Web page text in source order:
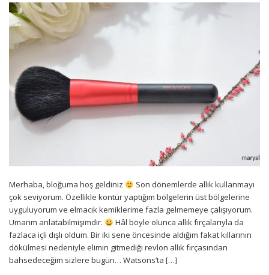
Merhaba, bloğuma hoş geldiniz
Son dönemlerde allık kullanmayı
çok seviyorum. Özellikle kontür yaptığım bölgelerin üst bölgelerine
uyguluyorum ve elmacık kemiklerime fazla gelmemeye çalışıyorum.
Umarım anlatabilmişimdir.
Hâl böyle olunca allık fırçalarıyla da
fazlaca içli dışlı oldum. Bir iki sene öncesinde aldığım fakat kıllarının
dökülmesi nedeniyle elimin gitmediği revlon allık fırçasından
bahsedeceğim sizlere bugün… Watsons’ta […]